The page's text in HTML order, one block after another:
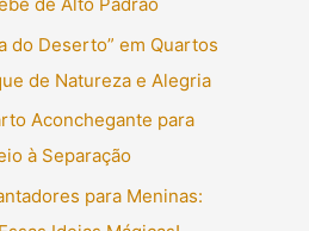
do Deserto” em Quartos
de Natureza e Alegria
Aconchegante para
à Separação
para Meninas: